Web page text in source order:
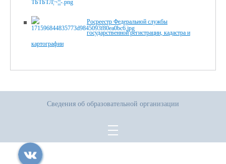
Росреестр Федеральной службы
государственной регистрации, кадастра и
картографии
Сведения об образовательной организации